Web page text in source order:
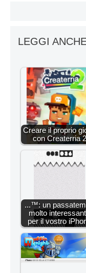
LEGGI
Creare il proprio
con Createrria 2
...™: un
molto
per il vostro